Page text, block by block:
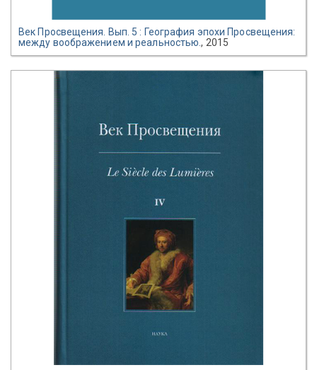
Век Просвещения. Вып. 5 : География эпохи Просвещения:
между воображением и реальностью., 2015